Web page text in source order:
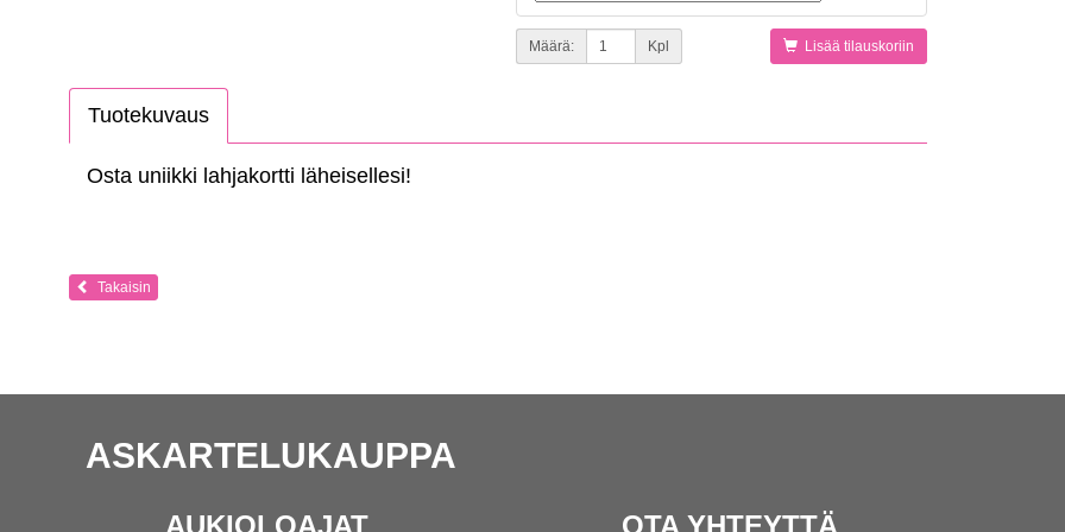
Määrä: Kpl Lisää tilauskoriin
Tuotekuvaus
Osta uniikki lahjakortti läheisellesi!
Takaisin
ASKARTELUKAUPPA
AUKIOLOAJAT OTA YHTEYTTÄ